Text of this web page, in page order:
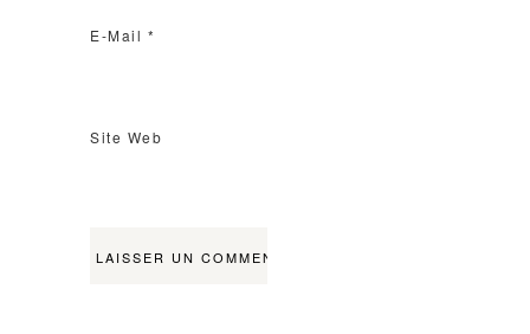
E-Mail *
Site Web